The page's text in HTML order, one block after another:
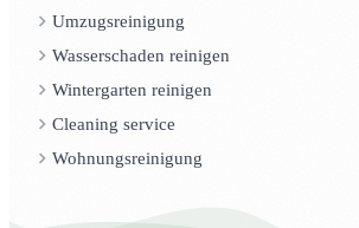
Umzugsreinigung
Wasserschaden reinigen
Wintergarten reinigen
Cleaning service
Wohnungsreinigung